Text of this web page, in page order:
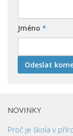
Jméno *
NOVINKY
Proč je škola v